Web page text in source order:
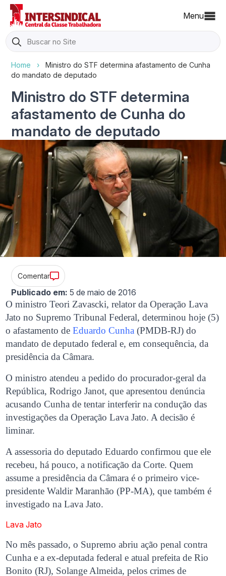
Menu
Search
for:
Home ›
Ministro do STF determina afastamento de Cunha
do mandato de deputado
Ministro do STF determina
afastamento de Cunha do
mandato de deputado
Comentar
Publicado em: 5 de maio de 2016
O ministro Teori Zavascki, relator da Operação Lava
Jato no Supremo Tribunal Federal, determinou hoje (5)
o afastamento deEduardo Cunha (PMDB-RJ) do
mandato de deputado federal e, em consequência, da
presidência da Câmara.
O ministro atendeu a pedido do procurador-geral da
República, Rodrigo Janot, que apresentou denúncia
acusando Cunha de tentar interferir na condução das
investigações da Operação Lava Jato. A decisão é
liminar.
A assessoria do deputado Eduardo confirmou que ele
recebeu, há pouco, a notificação da Corte. Quem
assume a presidência da Câmara é o primeiro vice-
presidente Waldir Maranhão (PP-MA), que também é
investigado na Lava Jato.
Lava Jato
No mês passado, o Supremo abriu ação penal contra
Cunha e a ex-deputada federal e atual prefeita de Rio
Bonito (RJ), Solange Almeida, pelos crimes de